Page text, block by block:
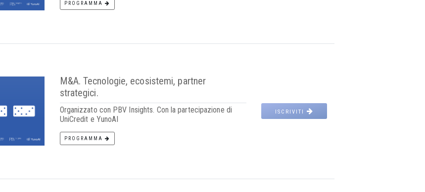
PROGRAMMA
M&A. Tecnologie, ecosistemi, partner
strategici.
Organizzato con PBV Insights. Con la partecipazione di
UniCredit e YunoAI
PROGRAMMA
ISCRIVITI